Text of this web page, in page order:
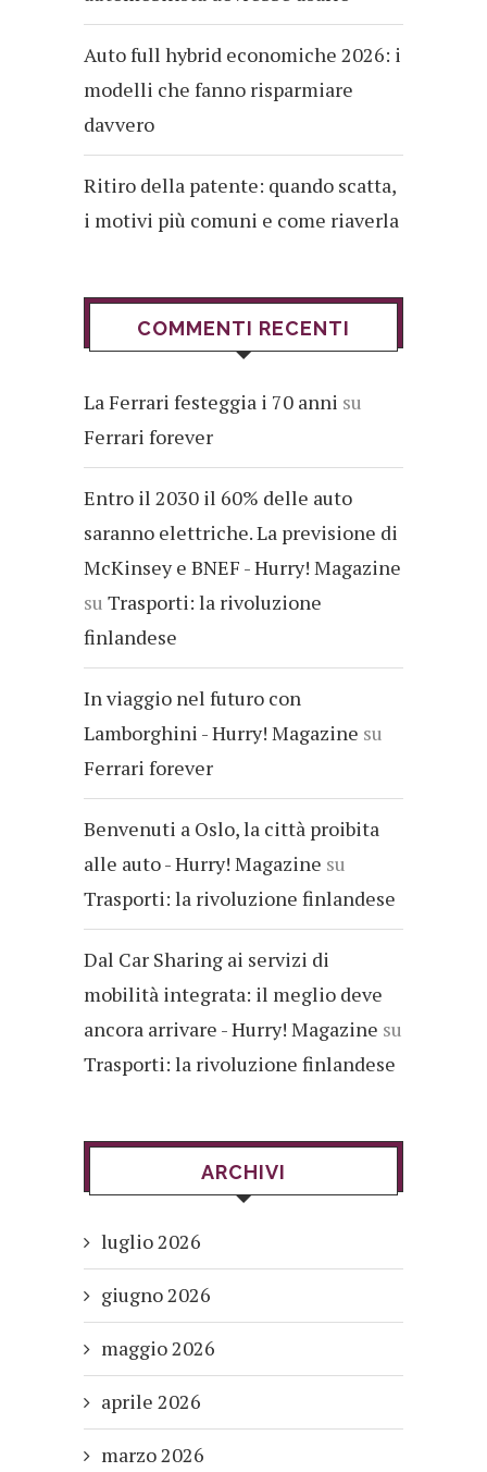
Auto full hybrid economiche 2026: i
modelli che fanno risparmiare
davvero
Ritiro della patente: quando scatta,
i motivi più comuni e come riaverla
COMMENTI RECENTI
La Ferrari festeggia i 70 anni su
Ferrari forever
Entro il 2030 il 60% delle auto
saranno elettriche. La previsione di
McKinsey e BNEF - Hurry! Magazine
su Trasporti: la rivoluzione
finlandese
In viaggio nel futuro con
Lamborghini - Hurry! Magazine su
Ferrari forever
Benvenuti a Oslo, la città proibita
alle auto - Hurry! Magazine su
Trasporti: la rivoluzione finlandese
Dal Car Sharing ai servizi di
mobilità integrata: il meglio deve
ancora arrivare - Hurry! Magazine su
Trasporti: la rivoluzione finlandese
ARCHIVI
luglio 2026
giugno 2026
maggio 2026
aprile 2026
marzo 2026